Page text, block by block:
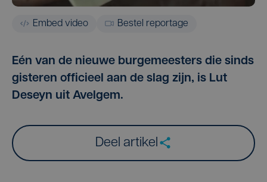
Embed video Bestel reportage
Eén van de nieuwe burgemeesters die sinds
gisteren officieel aan de slag zijn, is Lut
Deseyn uit Avelgem.
Deel artikel